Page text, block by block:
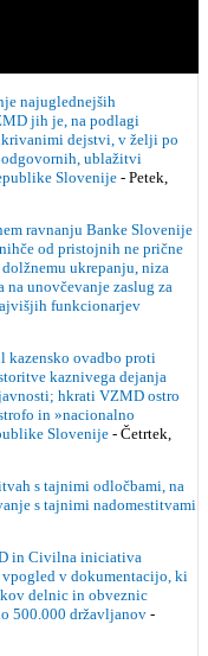
najuglednejših
jih je, na podlagi
dejstvi, v želji po
odgovornih, ublažitvi
Slovenije - Petek,
ravnanju Banke Slovenije
od pristojnih ne prične
ukrepanju, niza
na unovčevanje zaslug za
funkcionarjev
kazensko ovadbo proti
kaznivega dejanja
hkrati VZMD ostro
in »nacionalno
Slovenije - Četrtek,
s tajnimi odločbami, na
s tajnimi nadomestitvami
in Civilna iniciativa
v dokumentacijo, ki
delnic in obveznic
500.000 državljanov -